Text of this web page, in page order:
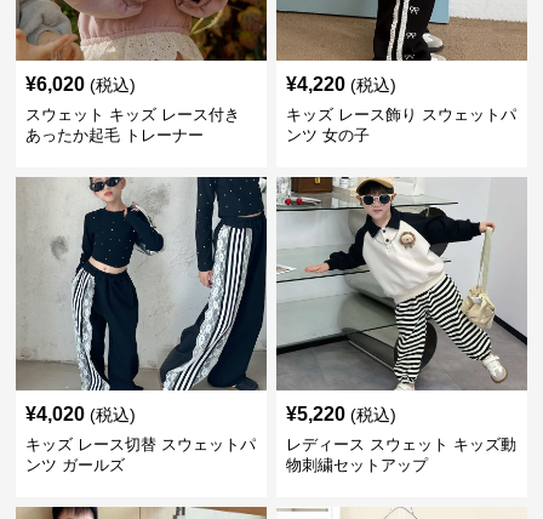
¥6,020 (税込)
スウェット キッズ レース付き
あったか起毛 トレーナー
¥4,220 (税込)
キッズ レース飾り スウェットパ
ンツ 女の子
¥4,020 (税込)
キッズ レース切替 スウェットパ
ンツ ガールズ
¥5,220 (税込)
レディース スウェット キッズ動
物刺繍セットアップ